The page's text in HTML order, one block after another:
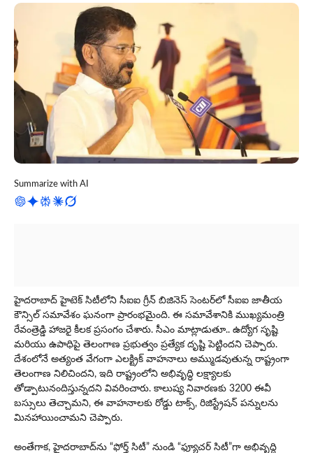
Summarize with AI
హైదరాబాద్ హైటెక్ సిటీలోని సీఐఐ గ్రీన్ బిజినెస్ సెంటర్‌లో సీఐఐ జాతీయ
కౌన్సిల్ సమావేశం ఘనంగా ప్రారంభమైంది. ఈ సమావేశానికి ముఖ్యమంత్రి
రేవంత్రెడ్డి హాజరై కీలక ప్రసంగం చేశారు. సీఎం మాట్లాడుతూ.. ఉద్యోగ సృష్టి
మరియు ఉపాధిపై తెలంగాణ ప్రభుత్వం ప్రత్యేక దృష్టి పెట్టిందని చెప్పారు.
దేశంలోనే అత్యంత వేగంగా ఎలక్ట్రిక్ వాహనాలు అమ్ముడవుతున్న రాష్ట్రంగా
తెలంగాణ నిలిచిందని, ఇది రాష్ట్రంలోని అభివృద్ధి లక్ష్యాలకు
తోడ్పాటునందిస్తున్నదని వివరించారు. కాలుష్య నివారణకు 3200 ఈవీ
బస్సులు తెచ్చామని, ఈ వాహనాలకు రోడ్డు టాక్స్, రిజిస్ట్రేషన్ పన్నులను
మినహాయించామని చెప్పారు.
అంతేగాక, హైదరాబాద్‌ను “ఫోర్త్ సిటీ” నుండి “ఫ్యూచర్ సిటీ”గా అభివృద్ధి